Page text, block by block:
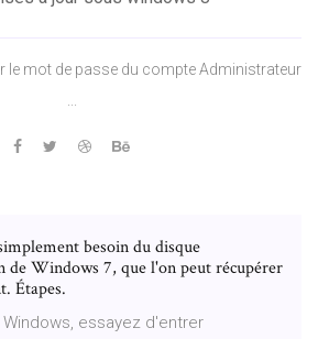
le mot de passe du compte Administrateur
besoin du disque
de Windows 7, que l'on peut récupérer
Étapes.
essayez d'entrer